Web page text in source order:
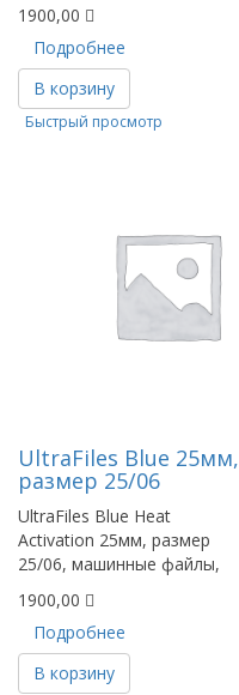
1900,00
Подробнее
В корзину
Быстрый просмотр
UltraFiles Blue 25мм,
размер 25/06
UltraFiles Blue Heat
Activation 25мм, размер
25/06, машинные файлы,
1900,00
Подробнее
В корзину